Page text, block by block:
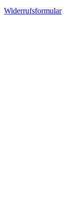
Widerrufsformular